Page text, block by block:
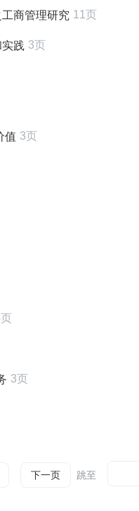
商管理研究 11页
践 3页
值 3页
3页
下一页 跳至